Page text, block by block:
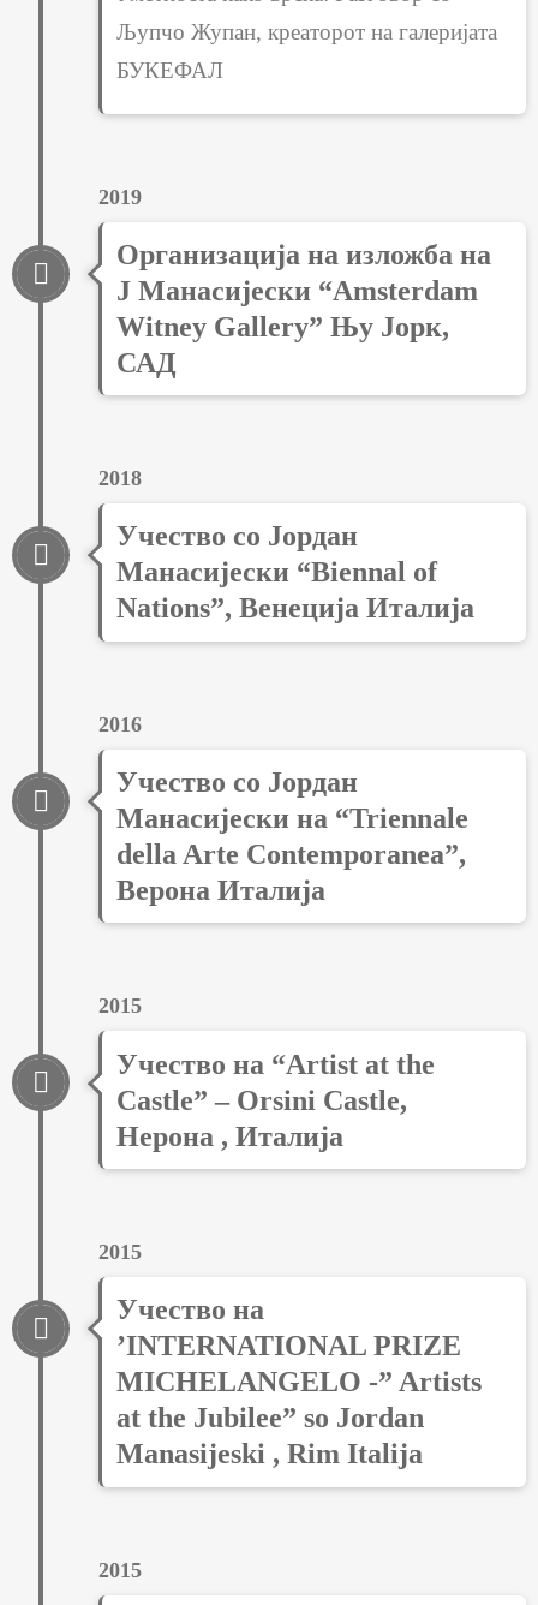
Љупчо Жупан, креаторот на галеријата
БУКЕФАЛ
2019
Организација на изложба на
Ј Манасијески “Amsterdam
Witney Gallery” Њу Јорк,
САД
2018
Учество со Јордан
Манасијески “Biennal of
Nations”, Венеција Италија
2016
Учество со Јордан
Манасијески на “Triennale
della Arte Contemporanea”,
Верона Италија
2015
Учество на “Artist at the
Castle” – Orsini Castle,
Нерона , Италија
2015
Учество на
’INTERNATIONAL PRIZE
MICHELANGELO -” Artists
at the Jubilee” so Jordan
Manasijeski , Rim Italija
2015